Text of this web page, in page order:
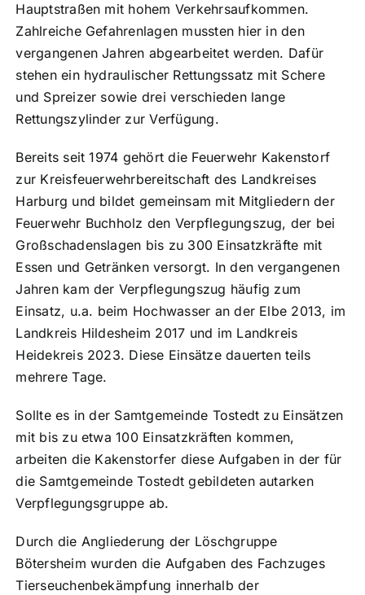
Hauptstraßen mit hohem Verkehrsaufkommen.
Zahlreiche Gefahrenlagen mussten hier in den
vergangenen Jahren abgearbeitet werden. Dafür
stehen ein hydraulischer Rettungssatz mit Schere
und Spreizer sowie drei verschieden lange
Rettungszylinder zur Verfügung.
Bereits seit 1974 gehört die Feuerwehr Kakenstorf
zur Kreisfeuerwehrbereitschaft des Landkreises
Harburg und bildet gemeinsam mit Mitgliedern der
Feuerwehr Buchholz den Verpflegungszug, der bei
Großschadenslagen bis zu 300 Einsatzkräfte mit
Essen und Getränken versorgt. In den vergangenen
Jahren kam der Verpflegungszug häufig zum
Einsatz, u.a. beim Hochwasser an der Elbe 2013, im
Landkreis Hildesheim 2017 und im Landkreis
Heidekreis 2023. Diese Einsätze dauerten teils
mehrere Tage.
Sollte es in der Samtgemeinde Tostedt zu Einsätzen
mit bis zu etwa 100 Einsatzkräften kommen,
arbeiten die Kakenstorfer diese Aufgaben in der für
die Samtgemeinde Tostedt gebildeten autarken
Verpflegungsgruppe ab.
Durch die Angliederung der Löschgruppe
Bötersheim wurden die Aufgaben des Fachzuges
Tierseuchenbekämpfung innerhalb der